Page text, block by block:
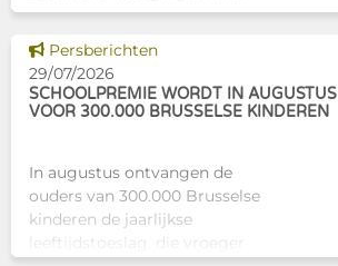
zich meebrengen voor zowel
professionals als naasten. In
Brussel biedt Atelier Tam-Tam
een concrete oplossing in
Dit nieuws tonen
Persberichten
29/07/2026
SCHOOLPREMIE WORDT IN
VOOR 300.000 BRUSSELSE KINDEREN
In augustus ontvangen de
ouders van 300.000 Brusselse
kinderen de jaarlijkse
leeftijdstoeslag, die vroeger